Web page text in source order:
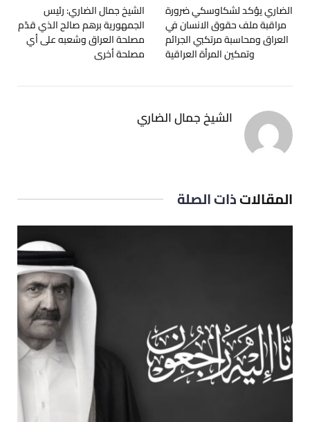
الضاري يؤكد لشكاوسكي ضرورة
مراقبة ملف حقوق الانسان في
العراق ومحاسبة مرتكبي الجرائم
وتمكين المرأة العراقية
الشيخ جمال الضاري: رئيس
الجمهورية برهم صالح الذي قدّم
مصلحة ⁧‫العراق‬⁩ وشعبه على أي
مصلحة أخرى
الشيخ جمال الضاري
المقالاتذات الصلة